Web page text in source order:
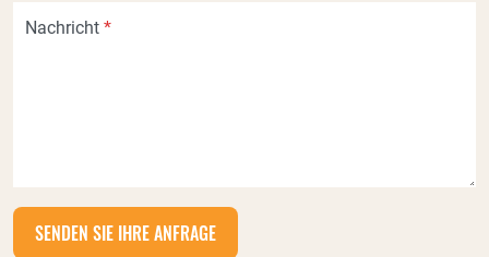
Nachricht *